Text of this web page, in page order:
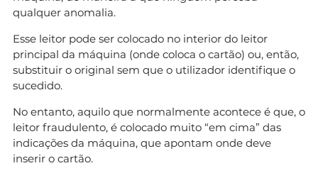
qualquer anomalia.
Esse leitor pode ser colocado no interior do leitor
principal da máquina (onde coloca o cartão) ou, então,
substituir o original sem que o utilizador identifique o
sucedido.
No entanto, aquilo que normalmente acontece é que, o
leitor fraudulento, é colocado muito “em cima” das
indicações da máquina, que apontam onde deve
inserir o cartão.